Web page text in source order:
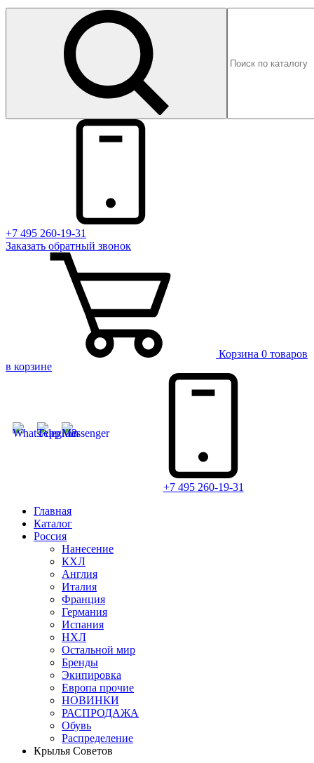
+7 495 260-19-31
Заказать обратный звонок
Корзина 0 товаров
в корзине
+7 495 260-19-31
Главная
Каталог
Россия
Нанесение
КХЛ
Англия
Италия
Франция
Германия
Испания
НХЛ
Остальной мир
Бренды
Экипировка
Европа прочие
НОВИНКИ
РАСПРОДАЖА
Обувь
Распределение
Крылья Советов